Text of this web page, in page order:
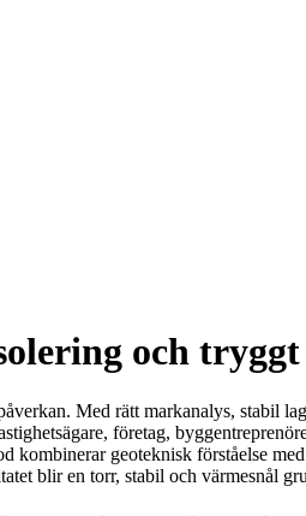
och
Med rätt markanalys, stabil
företag,
geoteknisk förståelse
blir en torr, stabil och värmesnål